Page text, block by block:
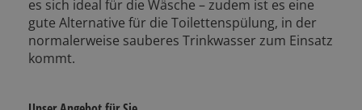
es sich ideal für die Wäsche – zudem ist es eine
gute Alternative für die Toilettenspülung, in der
normalerweise sauberes Trinkwasser zum Einsatz
kommt.